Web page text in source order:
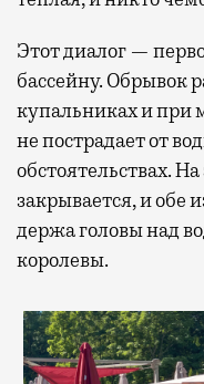
Этот диалог —
бассейну. Обрывок
купальниках и при
не пострадает от
обстоятельствах.
закрывается, и обе
держа головы над
королевы.